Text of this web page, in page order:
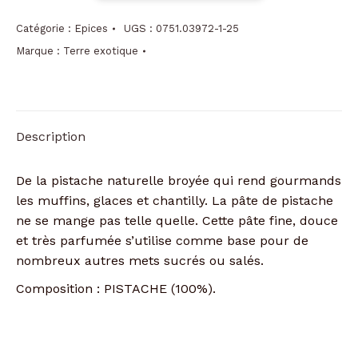
de
pistache
Catégorie : Epices UGS : 0751.03972-1-25
Marque : Terre exotique
Description
De la pistache naturelle broyée qui rend gourmands
les muffins, glaces et chantilly. La pâte de pistache
ne se mange pas telle quelle. Cette pâte fine, douce
et très parfumée s’utilise comme base pour de
nombreux autres mets sucrés ou salés.
Composition : PISTACHE (100%).